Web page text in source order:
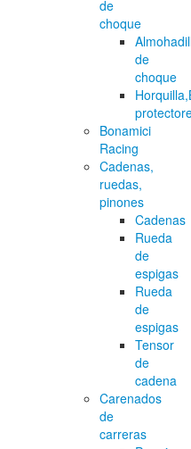
de
choque
de
choque
Bonamici
Racing
Cadenas,
ruedas,
pinones
Cadenas
Rueda
de
espigas
Rueda
de
espigas
Tensor
de
cadena
Carenados
de
carreras